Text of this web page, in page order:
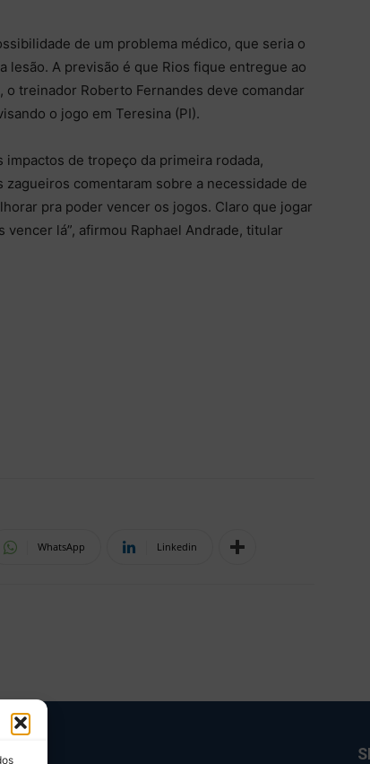
de um problema médico, que seria o
lesão. A previsão é que Rios fique entregue ao
treinador Roberto Fernandes deve comandar
o jogo em Teresina (PI).
de tropeço da primeira rodada,
comentaram sobre a necessidade de
pra poder vencer os jogos. Claro que jogar
lá”, afirmou Raphael Andrade, titular
WhatsApp Linkedin